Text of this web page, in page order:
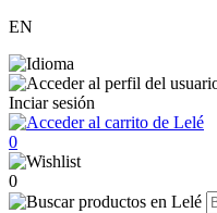
EN
Inciar sesión
0
0